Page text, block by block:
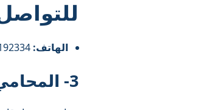
الهاتف: 966533192334⁩
3- المحامي أنس العمري